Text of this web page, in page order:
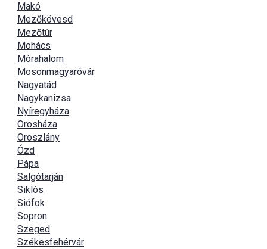
Makó
Mezőkövesd
Mezőtúr
Mohács
Mórahalom
Mosonmagyaróvár
Nagyatád
Nagykanizsa
Nyíregyháza
Orosháza
Oroszlány
Ózd
Pápa
Salgótarján
Siklós
Siófok
Sopron
Szeged
Székesfehérvár